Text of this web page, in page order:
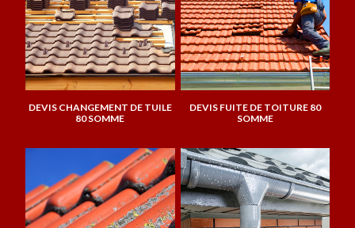
DEVIS CHANGEMENT DE TUILE
80 SOMME
DEVIS FUITE DE TOITURE 80
SOMME